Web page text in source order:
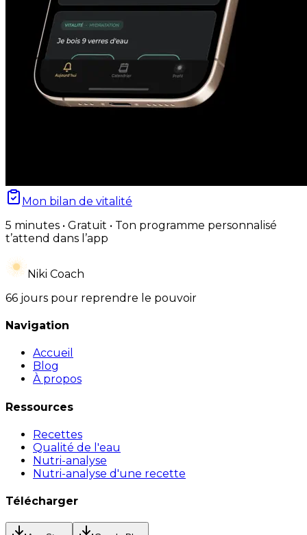
Mon bilan de vitalité
5 minutes • Gratuit • Ton programme personnalisé
t’attend dans l’app
Niki Coach
66 jours pour reprendre le pouvoir
Navigation
Accueil
Blog
À propos
Ressources
Recettes
Qualité de l'eau
Nutri-analyse
Nutri-analyse d'une recette
Télécharger